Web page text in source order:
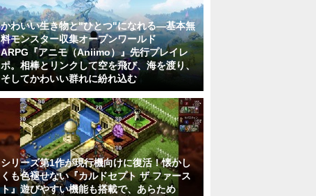
かわいい生き物と"ひとつ"になれる―基本無
料モンスター収集オープンワールド
ARPG『アニモ（Aniimo）』先行プレイレ
ポ。相棒とリンクして空を飛び、海を渡り、
そしてかわいい群れに紛れ込む
シリーズ第1作が現行機向けに復活！懐かし
くも色褪せない『カルドセプト ザ ファース
ト』遊びやすい機能も搭載で、あらため